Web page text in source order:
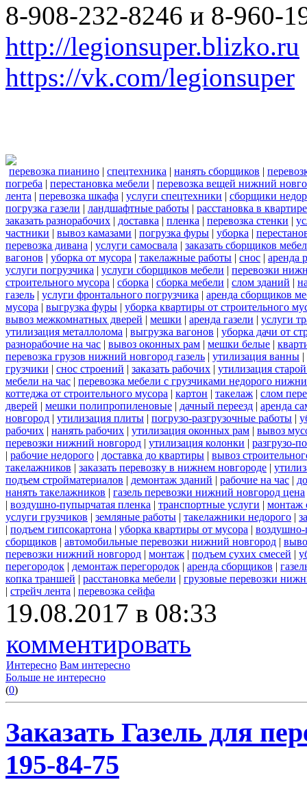
8-908-232-8246 и 8-960-
http://legionsuper.blizko.ru
https://vk.com/legionsuper
перевозка пианино | спецтехника | нанять сборщиков |
погреба | перестановка мебели | перевозка вещей нижний
лента | перевозка шкафа | услуги спецтехники | сборщики
погрузка газели | ландшафтные работы | расстановка в квартире
заказать разнорабочих | доставка | пленка | перевозка стенки |
частники | вывоз камазами | погрузка фуры | уборка |
перевозка дивана | услуги самосвала | заказать сборщиков
вагонов | уборка от мусора | такелажные работы | снос | аренда
услуги погрузчика | услуги сборщиков мебели | перевозки
строительного мусора | сборка | сборка мебели | слом зданий |
газель | услуги фронтального погрузчика | аренда сборщиков
мусора | выгрузка фуры | уборка квартиры от строительного
вывоз межкомнатных дверей | мешки | аренда газели | услуги
утилизация металлолома | выгрузка вагонов | уборка дачи от
разнорабочие на час | вывоз оконных рам | мешки белые |
перевозка грузов нижний новгород газель | утилизация ванны |
грузчики | снос строений | заказать рабочих | утилизация
мебели на час | перевозка мебели с грузчиками недорого
коттеджа от строительного мусора | картон | такелаж | слом
дверей | мешки полипропиленовые | дачный переезд | аренда
новгород | утилизация плиты | погрузо-разгрузочные работы |
рабочих | нанять рабочих | утилизация оконных рам | вывоз
перевозки нижний новгород | утилизация колонки | разгрузо-
| рабочие недорого | доставка до квартиры | вывоз
такелажников | заказать перевозку в нижнем новгороде |
подъем стройматериалов | демонтаж зданий | рабочие на час |
нанять такелажников | газель перевозки нижний новгород цена
| воздушно-пупырчатая пленка | транспортные услуги | монтаж
услуги грузчиков | земляные работы | такелажники недорого |
| подъем гипсокартона | уборка квартиры от мусора | воздушно-
сборщиков | автомобильные перевозки нижний новгород |
перевозки нижний новгород | монтаж | подъем сухих смесей |
перегородок | демонтаж перегородок | аренда сборщиков |
копка траншей | расстановка мебели | грузовые перевозки
| стрейч лента | перевозка сейфа
19.08.2017 в 08:33
комментировать
Интересно Вам интересно
Больше не интересно
(0)
Заказать Газель для
195-84-75